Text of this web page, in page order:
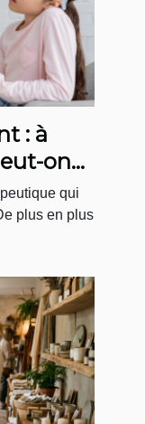
: à
on
qui
plus en plus